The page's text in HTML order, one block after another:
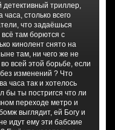
триллер,
столько всего
что задаёшься
там борются с
кинолент снято на
там, ни чего же не
всей этой борьбе, если
изменений ? Что
часа так и хотелось
бы ты постригся что ли
переходе метро и
выглядит, ей Богу и
идут ему эти бабские